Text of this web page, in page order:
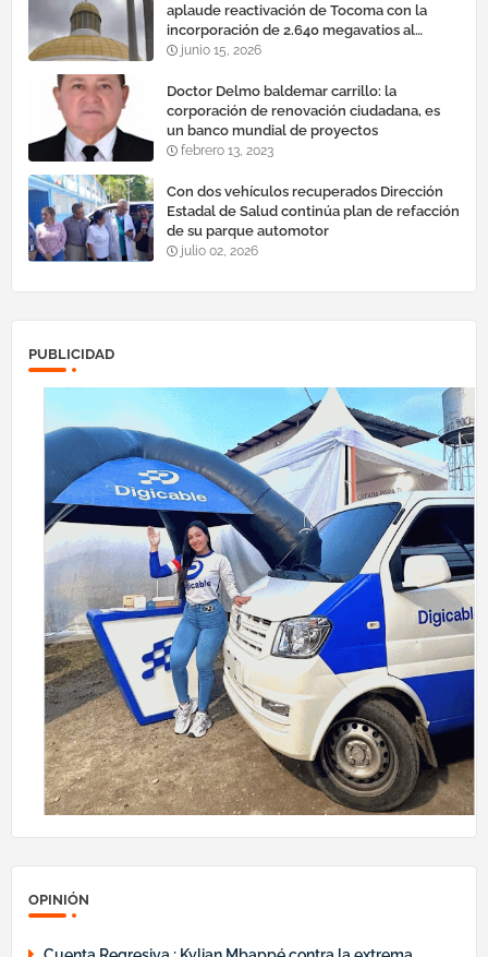
aplaude reactivación de Tocoma con la
incorporación de 2.640 megavatios al
sistema eléctrico nacional
junio 15, 2026
Doctor Delmo baldemar carrillo: la
corporación de renovación ciudadana, es
un banco mundial de proyectos
febrero 13, 2023
Con dos vehículos recuperados Dirección
Estadal de Salud continúa plan de refacción
de su parque automotor ‎
julio 02, 2026
PUBLICIDAD
OPINIÓN